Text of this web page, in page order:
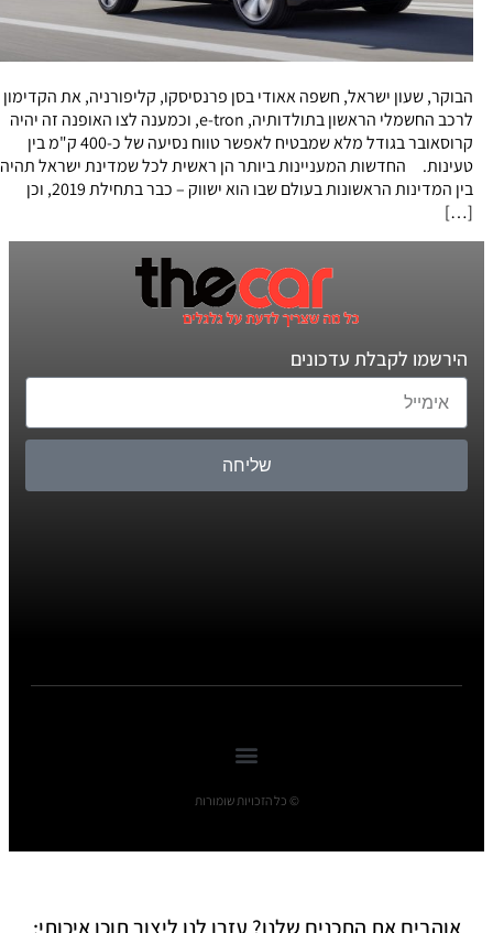
הבוקר, שעון ישראל, חשפה אאודי בסן פרנסיסקו, קליפורניה, את הקדימון
לרכב החשמלי הראשון בתולדותיה, e-tron, וכמענה לצו האופנה זה יהיה
קרוסאובר בגודל מלא שמבטיח לאפשר טווח נסיעה של כ-400 ק"מ בין
טעינות. החדשות המעניינות ביותר הן ראשית לכל שמדינת ישראל תהיה
בין המדינות הראשונות בעולם שבו הוא ישווק – כבר בתחילת 2019, וכן
[…]
הירשמו לקבלת עדכונים
שליחה
© כל הזכויות שומורות